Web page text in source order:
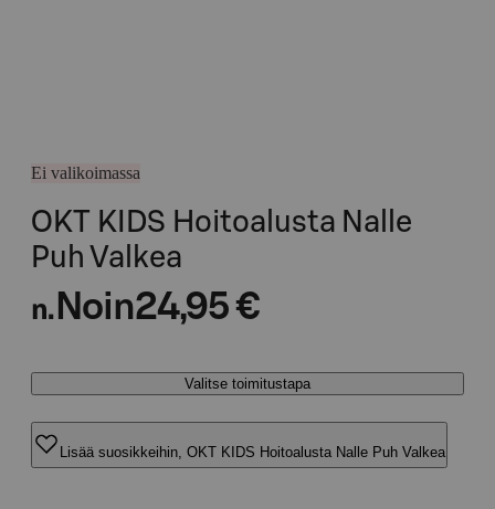
Ei valikoimassa
OKT KIDS Hoitoalusta Nalle
Puh Valkea
n. Noin24,95 €
Valitse toimitustapa
Lisää suosikkeihin, OKT KIDS Hoitoalusta Nalle Puh Valkea